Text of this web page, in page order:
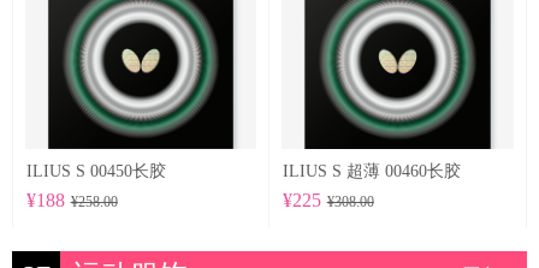
ILIUS S 00450长胶
¥188 ¥258.00
ILIUS S 超薄 00460长胶
¥225 ¥308.00